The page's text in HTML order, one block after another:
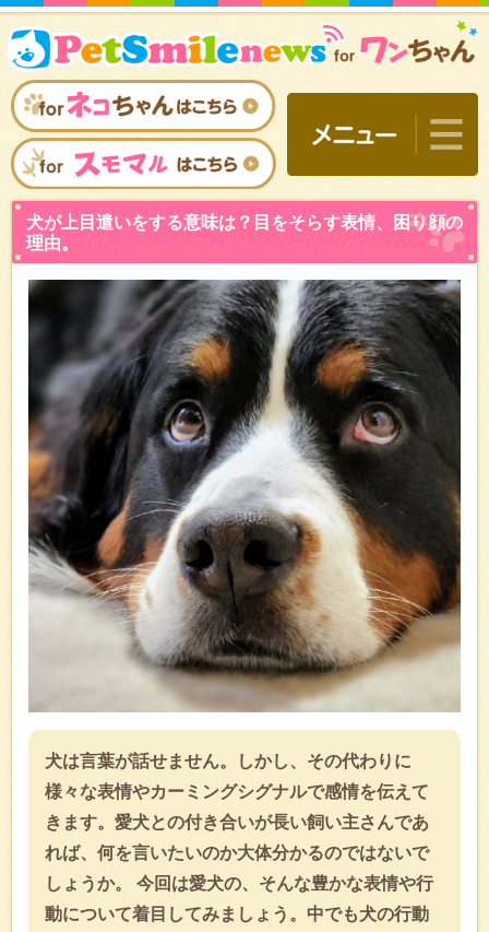
犬が上目遣いをする意味
理由。
犬は言葉が話せません。しかし、その代わりに
様々な表情やカーミングシグナルで感情を伝えて
きます。愛犬との付き合いが長い飼い主さんであ
れば、何を言いたいのか大体分かるのではないで
しょうか。 今回は愛犬の、そんな豊かな表情や行
動について着目してみましょう。中でも犬の行動